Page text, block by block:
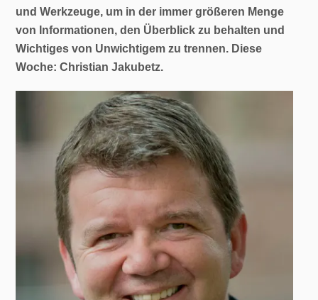
und Werkzeuge, um in der immer größeren Menge
von Informationen, den Überblick zu behalten und
Wichtiges von Unwichtigem zu trennen. Diese
Woche: Christian Jakubetz.